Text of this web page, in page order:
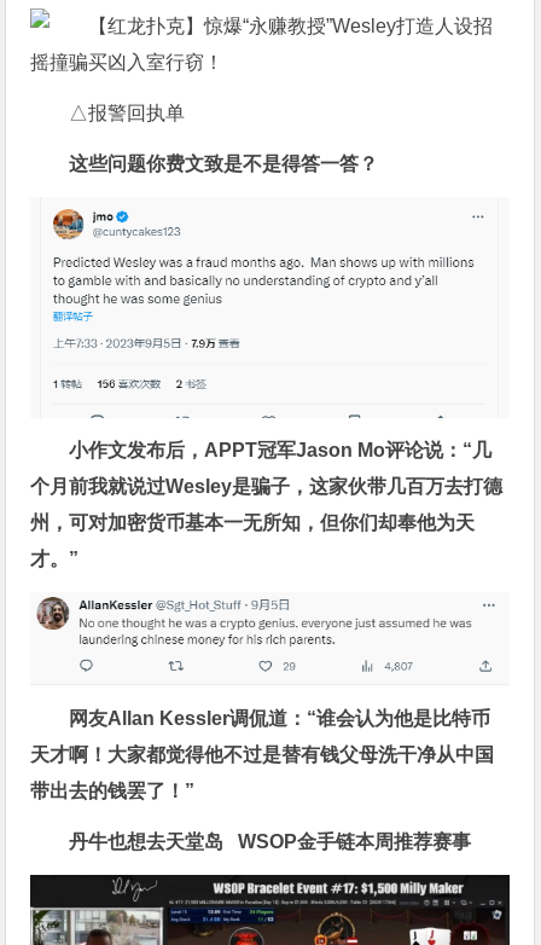
△报警回执单
这些问题你费文致是不是得答一答？
小作文发布后，APPT冠军Jason Mo评论说：“几
个月前我就说过Wesley是骗子，这家伙带几百万去打德
州，可对加密货币基本一无所知，但你们却奉他为天
才。”
网友Allan Kessler调侃道：“谁会认为他是比特币
天才啊！大家都觉得他不过是替有钱父母洗干净从中国
带出去的钱罢了！”
丹牛也想去天堂岛WSOP金手链本周推荐赛事